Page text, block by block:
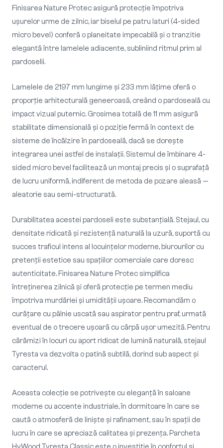
Finisarea Nature Protec asigură protecție împotriva
ușurelor urme de zilnic, iar biselul pe patru laturi (4-sided
micro bevel) conferă o planeitate impecabilă și o tranzitie
elegantă între lamelele adiacente, subliniind ritmul prim al
pardoselii.
Lamelele de 2197 mm lungime și 233 mm lățime oferă o
proporție arhitecturală geneeroasă, creând o pardoseală cu
impact vizual puternic. Grosimea totală de 11 mm asigură
stabilitate dimensională și o poziție fermă în context de
sisteme de încălzire în pardoseală, dacă se dorește
integrarea unei astfel de instalații. Sistemul de îmbinare 4-
sided micro bevel facilitează un montaj precis și o suprafață
de lucru uniformă, indiferent de metoda de pozare aleasă —
aleatorie sau semi-structurată.
Durabilitatea acestei pardoseli este substanțială. Stejaul, cu
densitate ridicată și rezistență naturală la uzură, suportă cu
succes traficul intens al locuințelor moderne, biurourilor cu
pretenții estetice sau spațiilor comerciale care doresc
autenticitate. Finisarea Nature Protec simplifica
întreținerea zilnică și oferă protecție pe termen mediu
împotriva murdăriei și umidității ușoare. Recomandăm o
curățare cu pâlnie uscată sau aspirator pentru praf, urmată
eventual de o trecere ușoară cu cărpă ușor umezită. Pentru
cărămizi în locuri cu aport ridicat de lumină naturală, stejaul
Tyresta va dezvolta o patină subtilă, dorind sub aspect și
caracterul.
Aceasta colecție se potrivește cu eleganță în saloane
moderne cu accente industriale, în dormitoare în care se
caută o atmosferă de liniște și rafinament, sau în spații de
lucru în care se apreciază calitatea și prezența. Parcheta